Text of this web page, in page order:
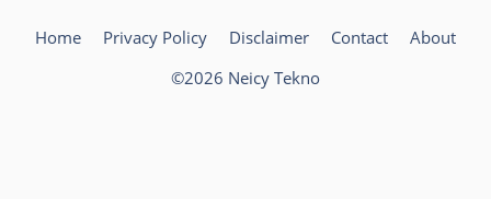
Home Privacy Policy Disclaimer Contact
About
©2026 Neicy Tekno